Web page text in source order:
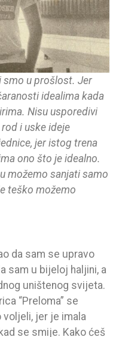
smo u prošlost. Jer
idealima kada
Nisu usporedivi
i uske ideje
jer istog trena
ono što je idealno.
možemo sanjati samo
teško možemo
da sam se upravo
sam u bijeloj haljini, a
uništenog svijeta.
“Preloma” se
jer je imala
se smije. Kako ćeš